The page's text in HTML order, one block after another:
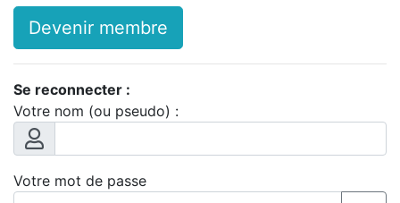
Devenir membre
Se reconnecter :
Votre nom (ou pseudo) :
Votre mot de passe